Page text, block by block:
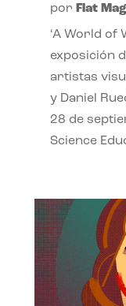
por Flat
‘A World of
exposición
artistas
y Daniel
28 de
Science